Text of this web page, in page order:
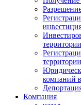
компаний
Компания